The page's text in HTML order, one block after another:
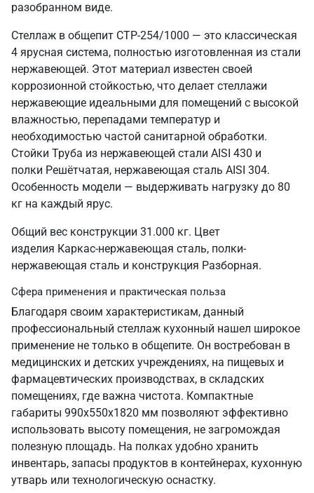
разобранном виде.
Стеллаж в общепит СТР-254/1000 — это классическая
4 ярусная система, полностью изготовленная из стали
нержавеющей. Этот материал известен своей
коррозионной стойкостью, что делает стеллажи
нержавеющие идеальными для помещений с высокой
влажностью, перепадами температур и
необходимостью частой санитарной обработки.
Стойки Труба из нержавеющей стали AISI 430 и
полки Решётчатая, нержавеющая сталь AISI 304.
Особенность модели — выдерживать нагрузку до 80
кг на каждый ярус.
Общий вес конструкции 31.000 кг. Цвет
изделия Каркас-нержавеющая сталь, полки-
нержавеющая сталь и конструкция Разборная.
Сфера применения и практическая польза
Благодаря своим характеристикам, данный
профессиональный стеллаж кухонный нашел широкое
применение не только в общепите. Он востребован в
медицинских и детских учреждениях, на пищевых и
фармацевтических производствах, в складских
помещениях, где важна чистота. Компактные
габариты 990х550х1820 мм позволяют эффективно
использовать высоту помещения, не загромождая
полезную площадь. На полках удобно хранить
инвентарь, запасы продуктов в контейнерах, кухонную
утварь или технологическую оснастку.